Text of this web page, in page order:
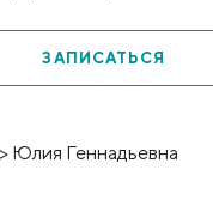
ЗАПИСАТЬСЯ